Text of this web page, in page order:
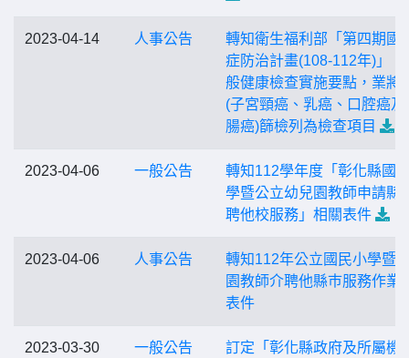
2023-04-14 人事公告
轉知衛生福利部「第四期國
症防治計畫(108-112年)」，
般健康檢查實施要點，業將
(子宮頸癌、乳癌、口腔癌及
腸癌)篩檢列為檢查項目
2023-04-06 一般公告
轉知112學年度「彰化縣國
學暨公立幼兒園教師申請縣
聘他校服務」相關表件
2023-04-06 人事公告
轉知112年公立國民小學暨
園教師介聘他縣巿服務作業
表件
2023-03-30 一般公告
訂定「彰化縣政府及所屬機